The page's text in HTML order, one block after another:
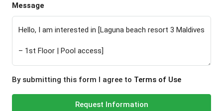
Message
By submitting this form I agree to Terms of Use
Request Information